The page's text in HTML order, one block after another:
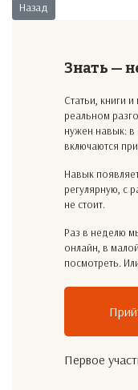
Предыдущий:
Назад
Знать —
Статьи, книги
реальном
нужен навык: в
включаются
Навык
регулярную, с
не стоит.
Раз в неделю
онлайн, в
посмотреть.
Первое